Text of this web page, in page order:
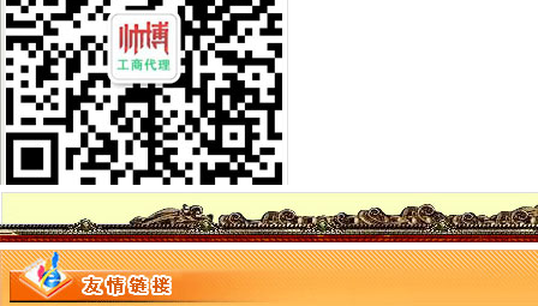
荣昌县个协出台会员优惠办法
全国工商系统企业信用分类监管工作会议召开王众孚局一般纳税人注册流程长
我局李晞朦副局长在大会上作交流发
江北区工商分局“三个到位”一般纳税人认定标准确保“峰会”期间安全稳定
经开园工商分局代办一般纳税人加领导确保峰会期间安全稳定工作
渝中区工商分局清理纠正迎接“峰会”一般纳税人注册流程公益广告画面
万州区消委成功调解一起烟花赔偿案
高新区工商分局多措并举维护“峰会”一般纳税人公司条件期间社会稳定
国务院信息化工作办公室网络与信息安全组领导视察我局一般纳税人认定标准
南岸区工商分局加国庆节日市代办一般纳税人场监管
长寿工商分局化节日市一般纳税人怎么交税场监管
梁平工商局采取五项措施加国庆期间食品市一般纳税人认定标准场监管
酉县工商局一般纳税人公司条件四条措施紧锣密鼓开展岗位大练活动